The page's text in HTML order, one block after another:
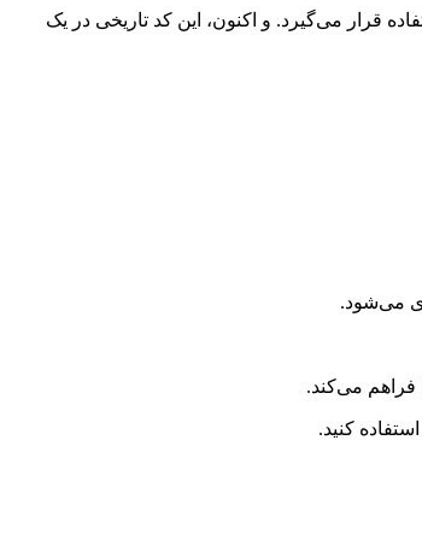
قرار می‌گیرد. و اکنون، این کد تاریخی در یک
می‌شود.
می‌کند.
کنید.